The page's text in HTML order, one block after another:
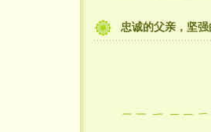
忠诚的父亲，坚